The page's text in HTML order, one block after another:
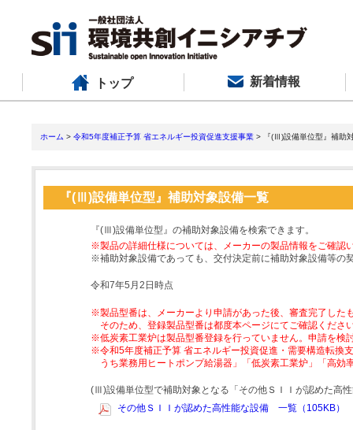
トップ 新着情報
ホーム > 令和5年度補正予算 省エネルギー投資促進支援事業 > 『(Ⅲ)設備単位型』補助
『(Ⅲ)設備単位型』補助対象設備一覧
『(Ⅲ)設備単位型』の補助対象設備を検索できます。
※製品の詳細仕様については、メーカーの製品情報をご確認
※補助対象設備であっても、交付決定前に補助対象設備等の
令和7年5月2日時点
※製品型番は、メーカーより申請があった後、審査完了した
そのため、登録製品型番は都度本ページにてご確認くださ
※低炭素工業炉は製品型番登録を行っていません。申請を検
※令和5年度補正予算 省エネルギー投資促進・需要構造転換
うち業務用ヒートポンプ給湯器」「低炭素工業炉」「高
(Ⅲ)設備単位型で補助対象となる「その他ＳＩＩが認めた高
その他ＳＩＩが認めた高性能な設備 一覧（105KB）